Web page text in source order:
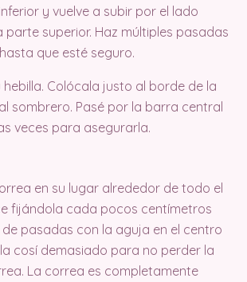
y vuelve a subir por el lado
parte superior. Haz múltiples pasadas
que esté seguro.
Colócala justo al borde de la
sombrero. Pasé por la barra central
veces para asegurarla.
en su lugar alrededor de todo el
fijándola cada pocos centímetros
pasadas con la aguja en el centro
cosí demasiado para no perder la
La correa es completamente